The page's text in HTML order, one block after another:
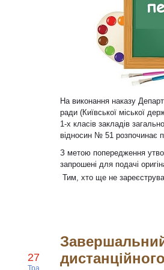
На виконання наказу
ради (Київської міської
1-х класів закладів
відносин № 51 розпочинає
З метою попередження
запрошені для подачі
Тим, хто ще не
27
Тра